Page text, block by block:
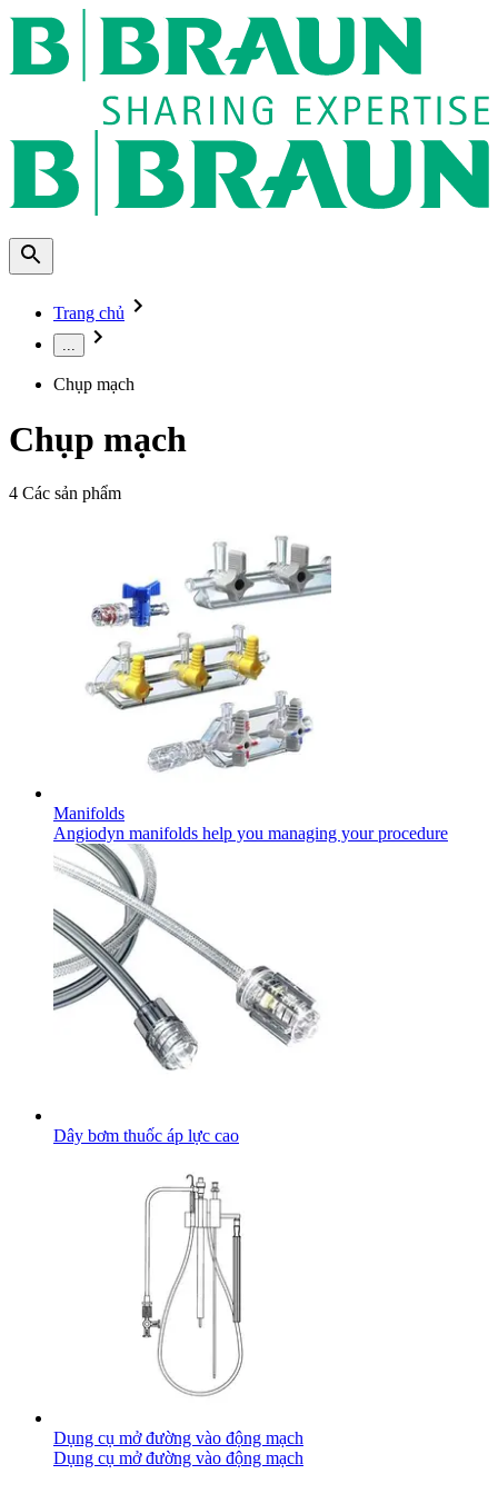
Trang chủ
...
Chụp mạch
Chụp mạch
4 Các sản phẩm
Manifolds
Angiodyn manifolds help you managing your procedure
Dây bơm thuốc áp lực cao
Dụng cụ mở đường vào động mạch
Dụng cụ mở đường vào động mạch